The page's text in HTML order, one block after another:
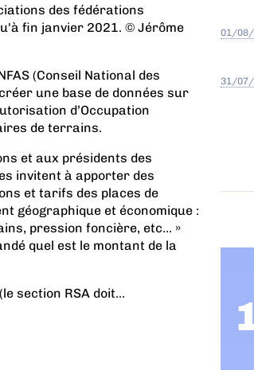
des fédérations
fin janvier 2021. © Jérôme
(Conseil National des
une base de données sur
d’Occupation
de terrains.
et aux présidents des
invitent à apporter des
et tarifs des places de
géographique et économique :
pression foncière, etc… »
quel est le montant de la
section RSA doit...
01/
31/